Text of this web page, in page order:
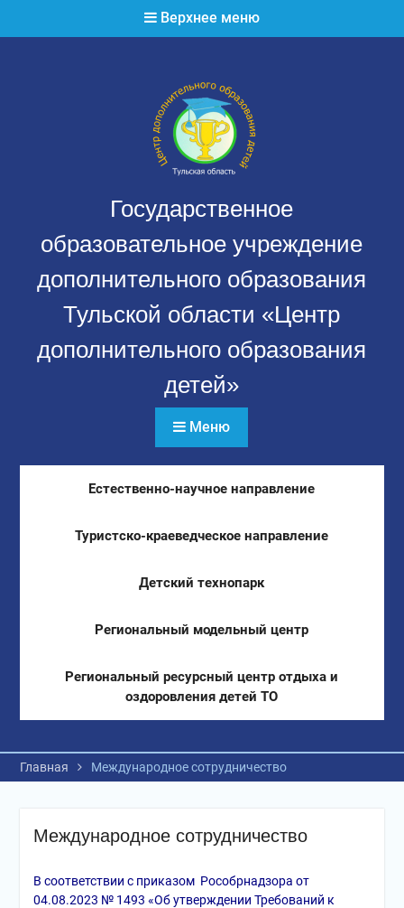
Верхнее меню
Государственное
образовательное учреждение
дополнительного образования
Тульской области «Центр
дополнительного образования
детей»
Меню
Естественно-научное направление
Туристско-краеведческое направление
Детский технопарк
Региональный модельный центр
Региональный ресурсный центр отдыха и
оздоровления детей ТО
Главная Международное сотрудничество
Международное сотрудничество
В соответствии с приказом Рособрнадзора от
04.08.2023 № 1493 «Об утверждении Требований к